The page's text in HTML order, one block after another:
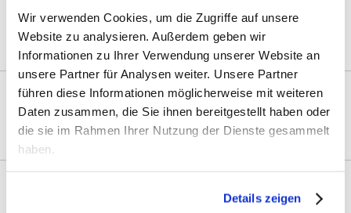
Wir verwenden Cookies, um die Zugriffe auf unsere
Website zu analysieren. Außerdem geben wir
Informationen zu Ihrer Verwendung unserer Website an
unsere Partner für Analysen weiter. Unsere Partner
führen diese Informationen möglicherweise mit weiteren
Daten zusammen, die Sie ihnen bereitgestellt haben oder
die sie im Rahmen Ihrer Nutzung der Dienste gesammelt
haben.
Details zeigen
Abgrenzung
Mehrwert